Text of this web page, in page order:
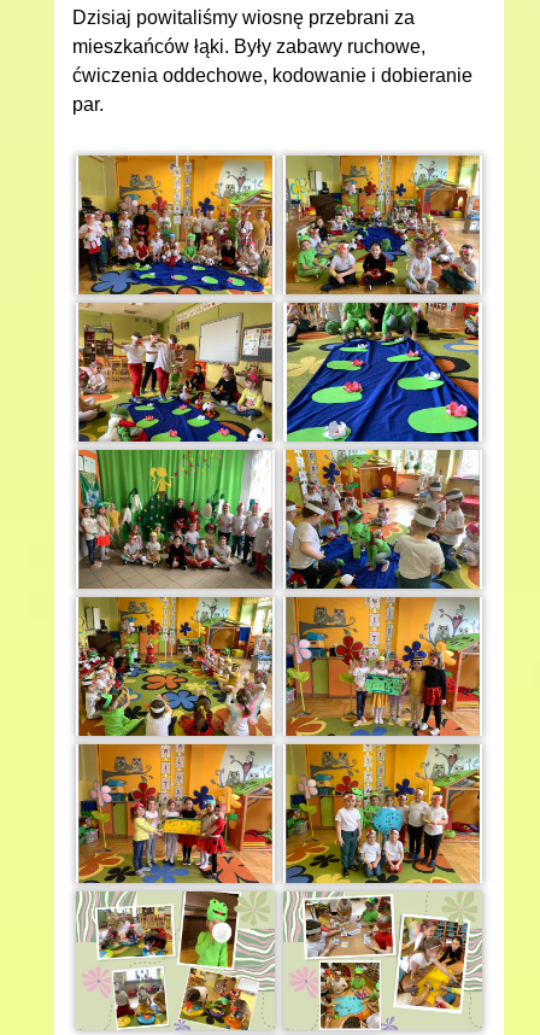
Dzisiaj powitaliśmy wiosnę przebrani za
mieszkańców łąki. Były zabawy ruchowe,
ćwiczenia oddechowe, kodowanie i dobieranie
par.